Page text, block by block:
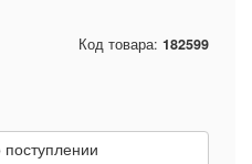
Код товара: 182599